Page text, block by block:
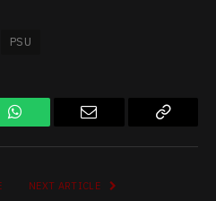
PSU
WhatsApp
NEXT ARTICLE